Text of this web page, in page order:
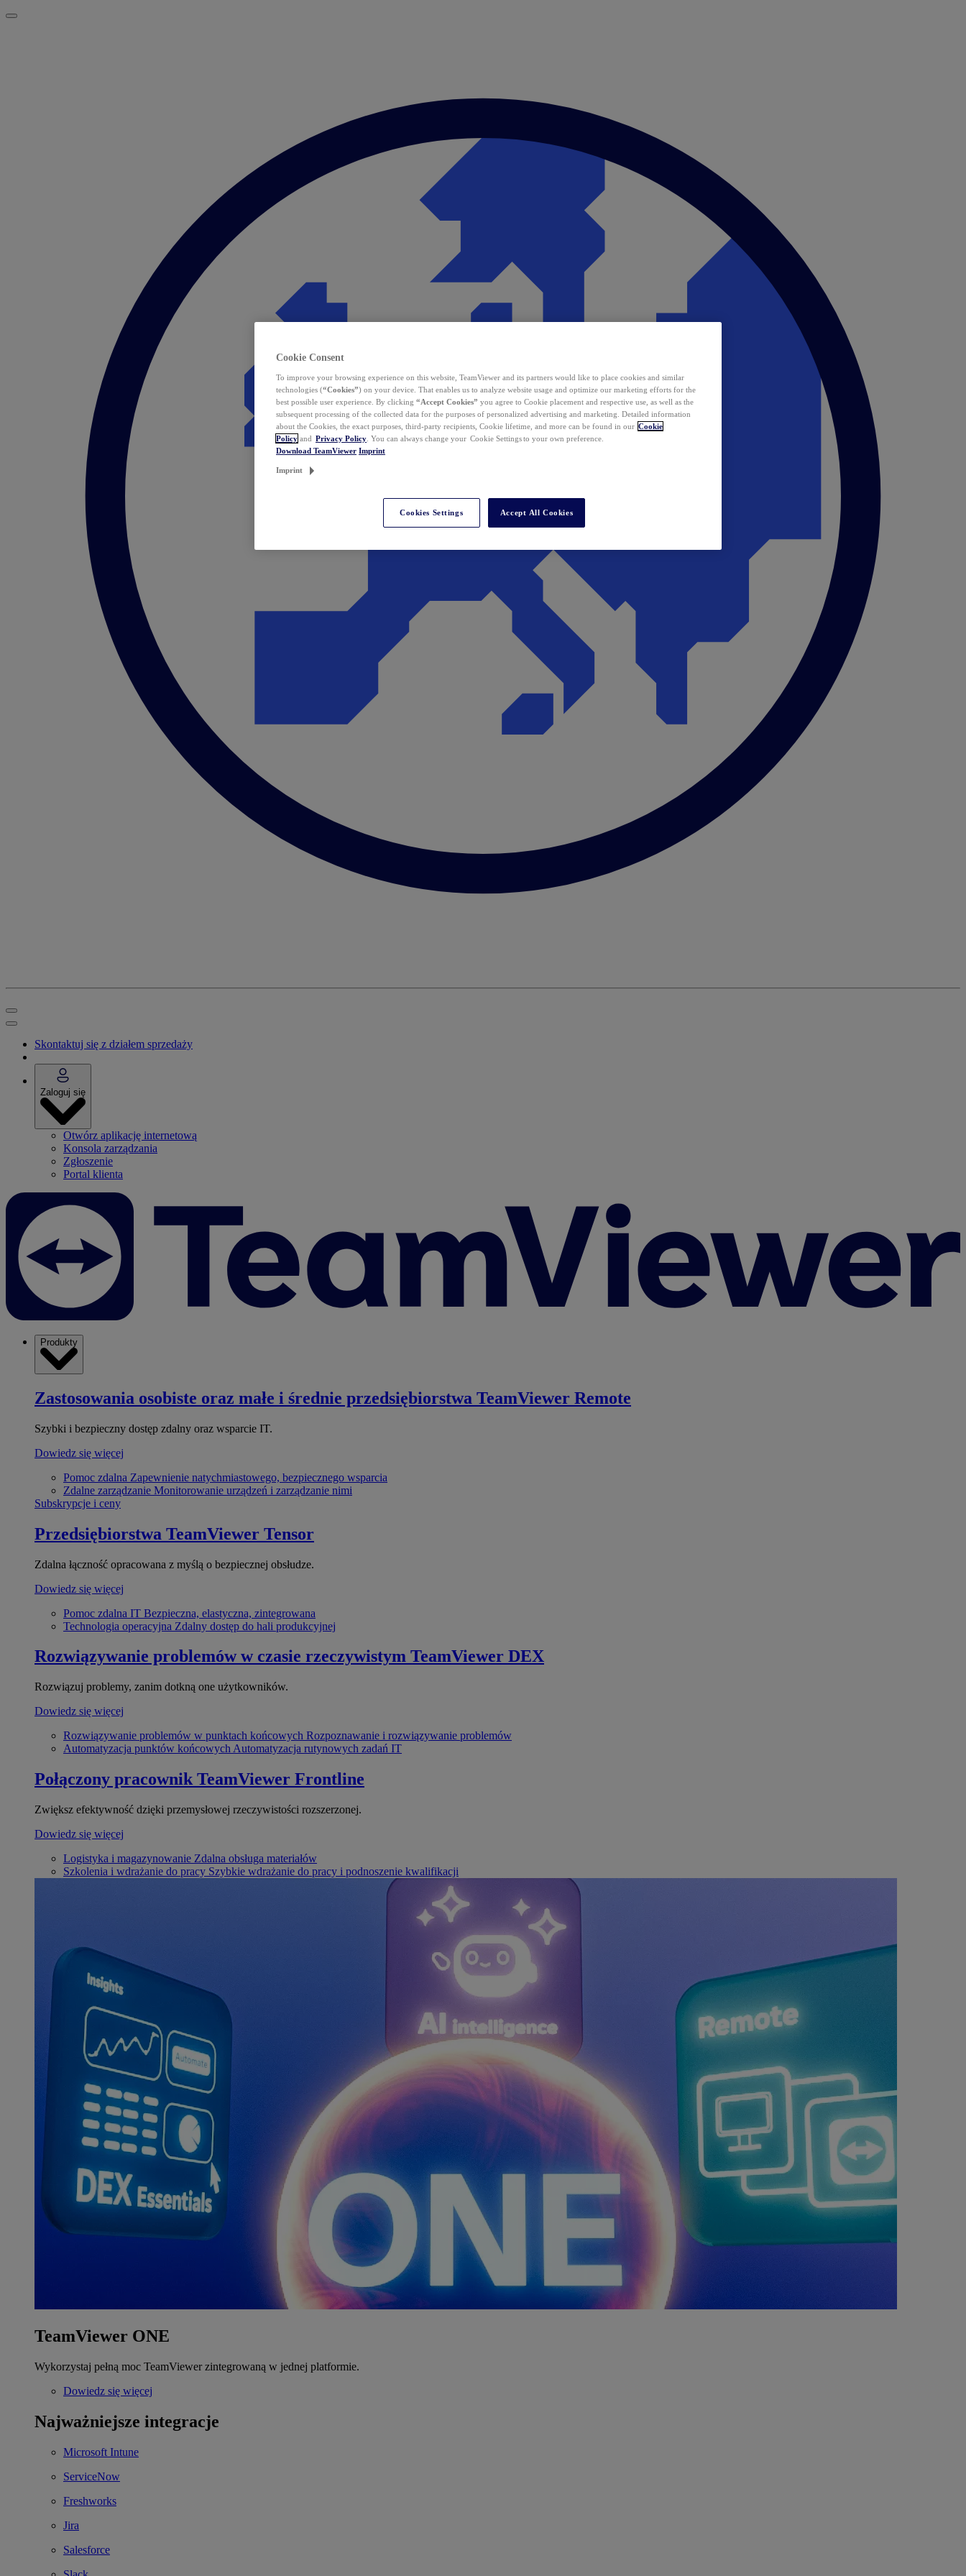
Skontaktuj się z działem sprzedaży
Zaloguj się
Otwórz aplikację internetową
Konsola zarządzania
Zgłoszenie
Portal klienta
Produkty
Zastosowania osobiste oraz małe i średnie przedsiębiorstwa TeamViewer Remote
Szybki i bezpieczny dostęp zdalny oraz wsparcie IT.
Dowiedz się więcej
Pomoc zdalna Zapewnienie natychmiastowego, bezpiecznego wsparcia
Zdalne zarządzanie Monitorowanie urządzeń i zarządzanie nimi
Subskrypcje i ceny
Przedsiębiorstwa TeamViewer Tensor
Zdalna łączność opracowana z myślą o bezpiecznej obsłudze.
Dowiedz się więcej
Pomoc zdalna IT Bezpieczna, elastyczna, zintegrowana
Technologia operacyjna Zdalny dostęp do hali produkcyjnej
Rozwiązywanie problemów w czasie rzeczywistym TeamViewer DEX
Rozwiązuj problemy, zanim dotkną one użytkowników.
Dowiedz się więcej
Rozwiązywanie problemów w punktach końcowych Rozpoznawanie i rozwiązywanie problemów
Automatyzacja punktów końcowych Automatyzacja rutynowych zadań IT
Połączony pracownik TeamViewer Frontline
Zwiększ efektywność dzięki przemysłowej rzeczywistości rozszerzonej.
Dowiedz się więcej
Logistyka i magazynowanie Zdalna obsługa materiałów
Szkolenia i wdrażanie do pracy Szybkie wdrażanie do pracy i podnoszenie kwalifikacji
TeamViewer ONE
Wykorzystaj pełną moc TeamViewer zintegrowaną w jednej platformie.
Dowiedz się więcej
Najważniejsze integracje
Microsoft Intune
ServiceNow
Freshworks
Jira
Salesforce
Cookie Consent
To improve your browsing experience on this website, TeamViewer and its partners would like to place cookies and similar
technologies (“Cookies”) on your device. That enables us to analyze website usage and optimize our marketing efforts for the
best possible user experience. By clicking “Accept Cookies” you agree to Cookie placement and respective use, as well as the
subsequent processing of the collected data for the purposes of personalized advertising and marketing. Detailed information
about the Cookies, the exact purposes, third-party recipients, Cookie lifetime, and more can be found in our Cookie
Policy and Privacy Policy . You can always change your Cookie Settings to your own preference.
Download TeamViewer Imprint
Imprint
Cookies Settings Accept All Cookies